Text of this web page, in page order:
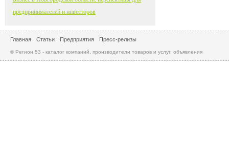
предпринимателей и инвесторов
Главная Статьи Предприятия Пресс-релизы
© Регион 53 - каталог компаний, производители товаров и услуг, объявления